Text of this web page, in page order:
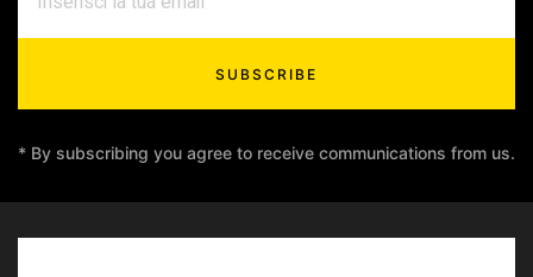
SUBSCRIBE
* By subscribing you agree to receive communications from us.